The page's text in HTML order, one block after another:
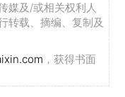
媒及/或相关权利人
转载、摘编、复制及
，获得书面